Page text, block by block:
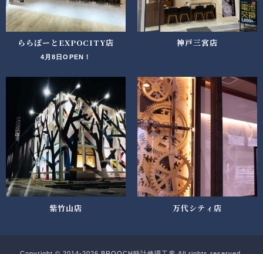
ららぽーとEXPOCITY店
4月8日OPEN！
神戸三宮店
紫竹山店 万代シティ店